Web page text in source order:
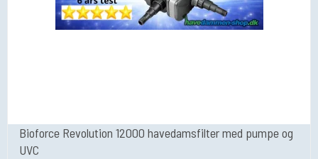
Bioforce Revolution 12000 havedamsfilter med pumpe og
UVC